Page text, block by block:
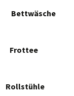
Bettwäsche
Frottee